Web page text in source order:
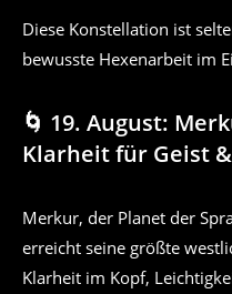
Diese Konstellation ist
bewusste Hexenarbeit im
🌀 19. August:
Klarheit für Geist
Merkur, der Planet der
erreicht seine größte
Klarheit im Kopf,